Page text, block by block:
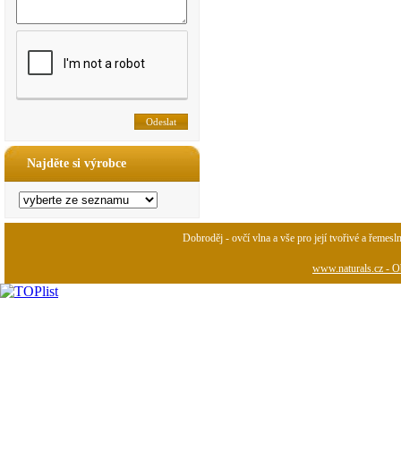
Najděte si výrobce
Dobroděj - ovčí vlna a vše pro její tvořivé a
www.naturals.cz -